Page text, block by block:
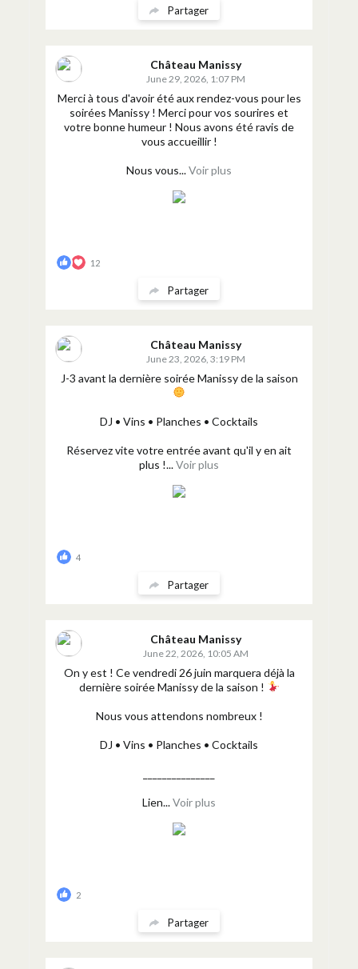
Partager
Château Manissy
June 29, 2026, 1:07 PM
Merci à tous d'avoir été aux rendez-vous pour les
soirées Manissy ! Merci pour vos sourires et
votre bonne humeur ! Nous avons été ravis de
vous accueillir !
Nous vous...Voir plus
12
Partager
Château Manissy
June 23, 2026, 3:19 PM
J-3 avant la dernière soirée Manissy de la saison
DJ • Vins • Planches • Cocktails
Réservez vite votre entrée avant qu'il y en ait
plus !...Voir plus
4
Partager
Château Manissy
June 22, 2026, 10:05 AM
On y est ! Ce vendredi 26 juin marquera déjà la
dernière soirée Manissy de la saison !
Nous vous attendons nombreux !
DJ • Vins • Planches • Cocktails
Lien...Voir plus
2
Partager